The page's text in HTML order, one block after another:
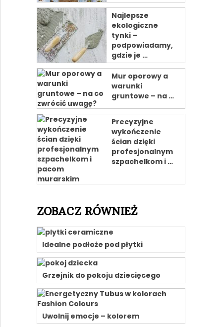
Najlepsze
ekologiczne
tynki –
podpowiadamy,
gdzie je …
Mur oporowy a
warunki
gruntowe – na …
Precyzyjne
wykończenie
ścian dzięki
profesjonalnym
szpachelkom i …
ZOBACZ RÓWNIEŻ
Idealne podłoże pod płytki
Grzejnik do pokoju dziecięcego
Uwolnij emocje – kolorem